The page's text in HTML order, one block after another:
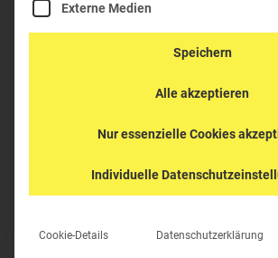
PELI™ CASE 1450
K-1400
Externe Medien
Speichern
Alle akzeptieren
Nur essenzielle Cookies
Individuelle
Cookie-Details Datenschutzerklärung